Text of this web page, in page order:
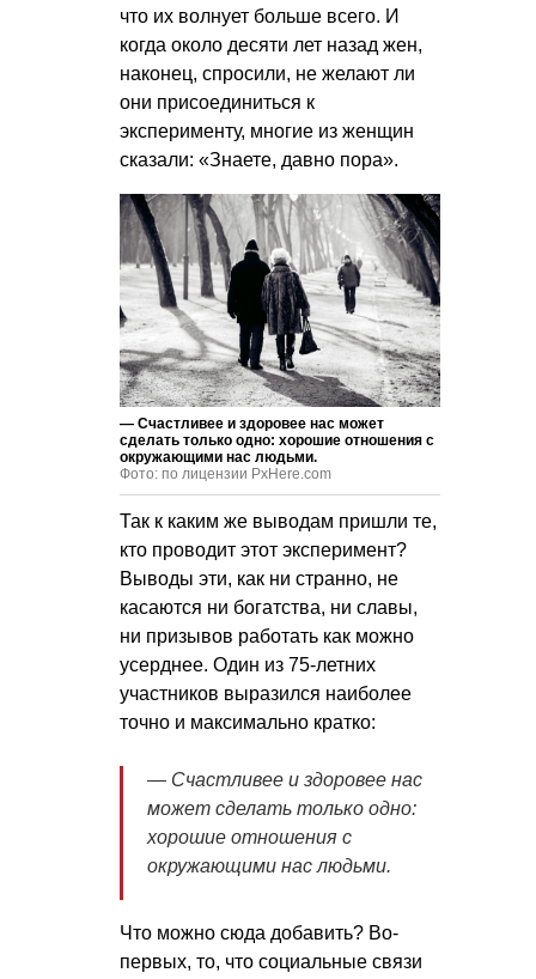
что их волнует больше всего. И
когда около десяти лет назад жен,
наконец, спросили, не желают ли
они присоединиться к
эксперименту, многие из женщин
сказали: «Знаете, давно пора».
— Счастливее и здоровее нас может
сделать только одно: хорошие отношения с
окружающими нас людьми.
Фото: по лицензии PxHere.com
Так к каким же выводам пришли те,
кто проводит этот эксперимент?
Выводы эти, как ни странно, не
касаются ни богатства, ни славы,
ни призывов работать как можно
усерднее. Один из 75-летних
участников выразился наиболее
точно и максимально кратко:
— Счастливее и здоровее нас
может сделать только одно:
хорошие отношения с
окружающими нас людьми.
Что можно сюда добавить? Во-
первых, то, что социальные связи